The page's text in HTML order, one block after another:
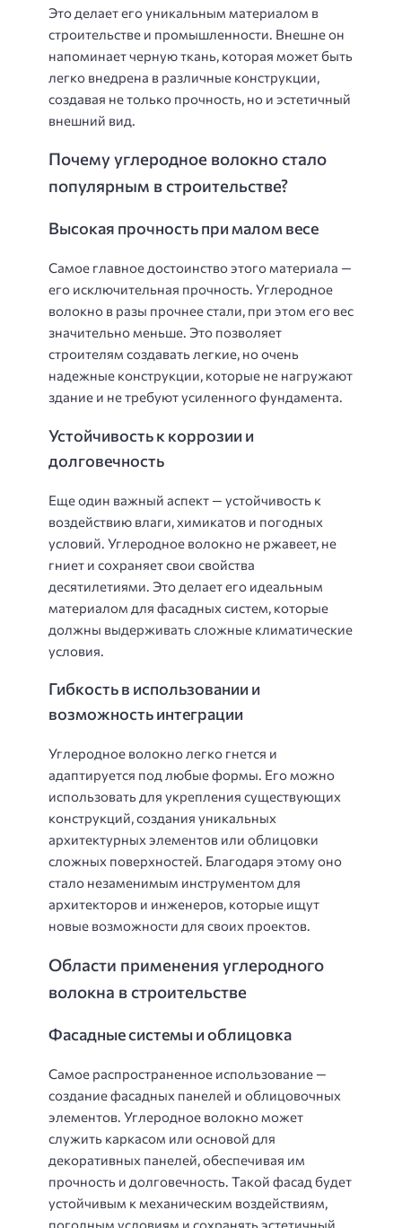
Это делает его уникальным материалом в
строительстве и промышленности. Внешне он
напоминает черную ткань, которая может быть
легко внедрена в различные конструкции,
создавая не только прочность, но и эстетичный
внешний вид.
Почему углеродное волокно стало
популярным в строительстве?
Высокая прочность при малом весе
Самое главное достоинство этого материала —
его исключительная прочность. Углеродное
волокно в разы прочнее стали, при этом его вес
значительно меньше. Это позволяет
строителям создавать легкие, но очень
надежные конструкции, которые не нагружают
здание и не требуют усиленного фундамента.
Устойчивость к коррозии и
долговечность
Еще один важный аспект — устойчивость к
воздействию влаги, химикатов и погодных
условий. Углеродное волокно не ржавеет, не
гниет и сохраняет свои свойства
десятилетиями. Это делает его идеальным
материалом для фасадных систем, которые
должны выдерживать сложные климатические
условия.
Гибкость в использовании и
возможность интеграции
Углеродное волокно легко гнется и
адаптируется под любые формы. Его можно
использовать для укрепления существующих
конструкций, создания уникальных
архитектурных элементов или облицовки
сложных поверхностей. Благодаря этому оно
стало незаменимым инструментом для
архитекторов и инженеров, которые ищут
новые возможности для своих проектов.
Области применения углеродного
волокна в строительстве
Фасадные системы и облицовка
Самое распространенное использование —
создание фасадных панелей и облицовочных
элементов. Углеродное волокно может
служить каркасом или основой для
декоративных панелей, обеспечивая им
прочность и долговечность. Такой фасад будет
устойчивым к механическим воздействиям,
погодным условиям и сохранять эстетичный